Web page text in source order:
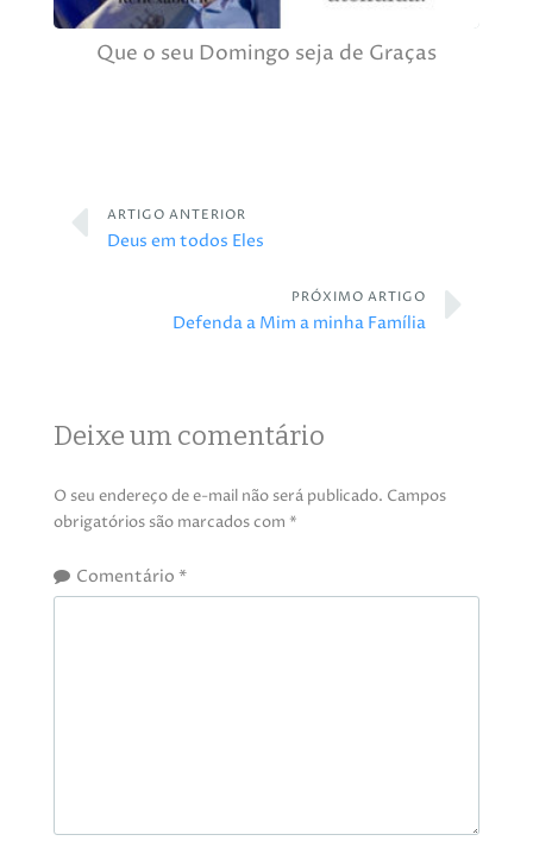
Que o seu Domingo seja de Graças
ARTIGO ANTERIOR
Deus em todos Eles
PRÓXIMO ARTIGO
Defenda a Mim a minha Família
Deixe um comentário
O seu endereço de e-mail não será publicado. Campos
obrigatórios são marcados com *
Comentário *